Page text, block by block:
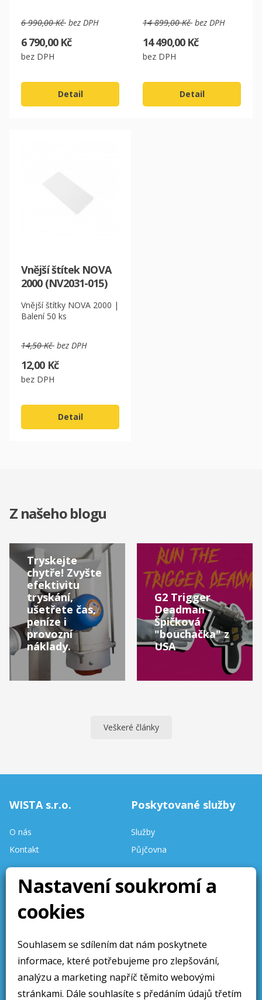
Nastavení soukromí a
cookies
Souhlasem se sdílením dat nám poskytnete
informace, které potřebujeme pro zlepšování,
analýzu a marketing napříč těmito webovými
stránkami. Dále souhlasíte s předáním údajů třetím
6 990,00 Kč bez DPH
6 790,00 Kč
bez DPH
Detail
14 899,00 Kč bez DPH
14 490,00 Kč
bez DPH
Detail
Vnější štítek NOVA
2000 (NV2031-015)
Vnější štítky NOVA 2000 |
Balení 50 ks
14,50 Kč bez DPH
12,00 Kč
bez DPH
Detail
Z našeho blogu
Tryskejte
chytře! Zvyšte
efektivitu
tryskání,
ušetřete čas,
peníze i
provozní
náklady.
G2 Trigger
Deadman -
Špičková
"bouchačka" z
USA
Veškeré články
WISTA s.r.o.
O nás
Kontakt
Stav skladu
aktualizován denně.
Stránky aktualizovány 10 /
Poskytované služby
Služby
Půjčovna
Obchodní sdělení
Obchodní podmínky
Ochrana osobních údajú
Sledujte nás